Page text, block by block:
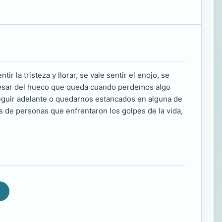
la tristeza y llorar, se vale sentir el enojo, se
del hueco que queda cuando perdemos algo
adelante o quedarnos estancados en alguna de
personas que enfrentaron los golpes de la vida,